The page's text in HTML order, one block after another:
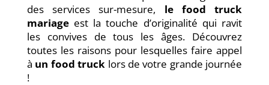
des services sur-mesure, le food truck
mariageest la touche d’originalité qui ravit
les convives de tous les âges. Découvrez
toutes les raisons pour lesquelles faire appel
à un food truck lors de votre grande journée
!